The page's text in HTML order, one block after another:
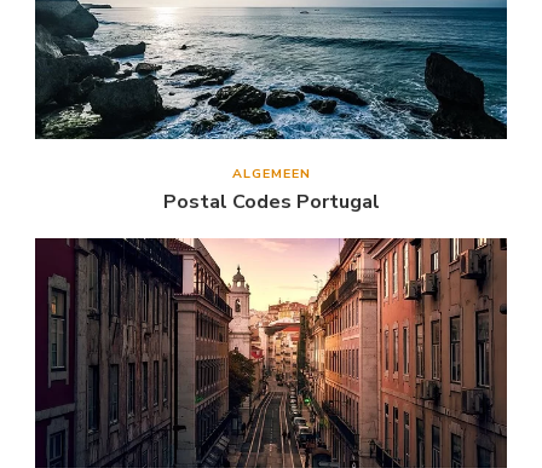
ALGEMEEN
Postal Codes Portugal